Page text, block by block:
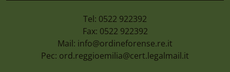
Tel: 0522 922392
Fax: 0522 922392
Mail: info@ordineforense.re.it
Pec: ord.reggioemilia@cert.legalmail.it